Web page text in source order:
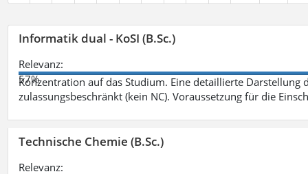
Informatik dual - KoSI (B.Sc.)
Relevanz:
57%
Konzentration auf das Studium. Eine detaillierte
zulassungsbeschränkt (kein NC). Voraussetzung für die
Technische Chemie (B.Sc.)
Relevanz: